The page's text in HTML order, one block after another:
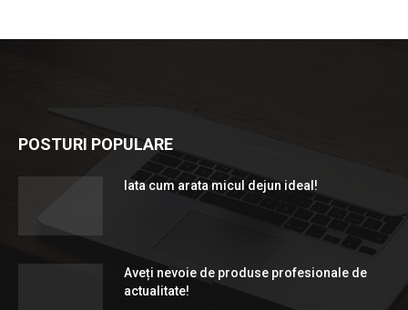
POSTURI POPULARE
Iata cum arata micul dejun ideal!
Aveți nevoie de produse profesionale de
actualitate!